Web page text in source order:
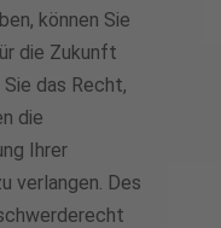
können Sie
die Zukunft
das Recht,
die
Ihrer
verlangen. Des